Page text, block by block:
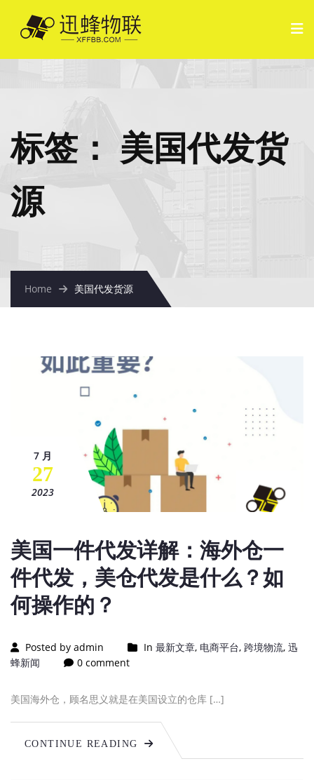
标签： 美国代发货
源
Home 美国代发货源
7 月
27
2023
美国一件代发详解：海外仓一
件代发，美仓代发是什么？如
何操作的？
Posted by admin In 最新文章, 电商平台, 跨境物流, 迅
蜂新闻
0 comment
美国海外仓，顾名思义就是在美国设立的仓库 […]
CONTINUE READING